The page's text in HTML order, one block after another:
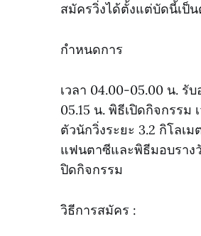
สมัครวิ่งได้ตั้งแต่บัดนี้เป็
กำหนดการ
เวลา 04.00-05.00 น. รั
05.15 น. พิธีเปิดกิจกรรม
ตัวนักวิ่งระยะ 3.2 กิโลเ
แฟนตาซีและพิธีมอบราง
ปิดกิจกรรม
วิธีการสมัคร :